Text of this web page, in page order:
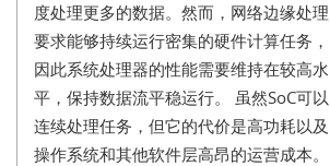
度处理更多的数据。然而，网络边缘处理
要求能够持续运行密集的硬件计算任务，
因此系统处理器的性能需要维持在较高水
平，保持数据流平稳运行。 虽然SoC可以
连续处理任务，但它的代价是高功耗以及
操作系统和其他软件层高昂的运营成本。